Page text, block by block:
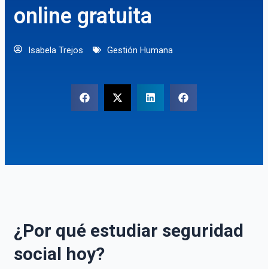
online gratuita
Isabela Trejos Gestión Humana
¿Por qué estudiar seguridad
social hoy?